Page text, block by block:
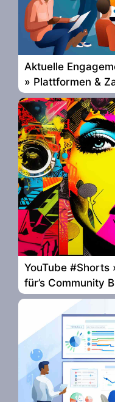
Aktuelle
» Plattformen &
YouTube #Shorts
für’s Community